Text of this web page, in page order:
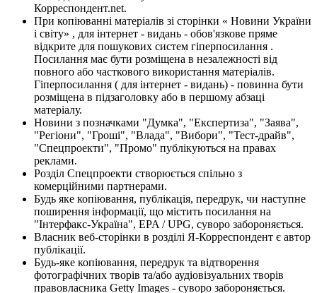
Корреспондент.net.
При копіюванні матеріалів зі сторінки « Новини України
і світу» , для інтернет - видань - обов'язкове пряме
відкрите для пошукових систем гіперпосилання .
Посилання має бути розміщена в незалежності від
повного або часткового використання матеріалів.
Гіперпосилання ( для інтернет - видань) - повинна бути
розміщена в підзаголовку або в першому абзаці
матеріалу.
Новини з позначками "Думка", "Експертиза", "Заява",
"Регіони", "Гроші", "Влада", "Вибори", "Тест-драйв",
"Спецпроекти", "Промо" публікуються на правах
реклами.
Розділ Спецпроекти створюється спільно з
комерційними партнерами.
Будь яке копіювання, публікація, передрук, чи наступне
поширення інформації, що містить посилання на
"Інтерфакс-Україна", EPA / UPG, суворо забороняється.
Власник веб-сторінки в розділі Я-Корреспондент є автор
публікації.
Будь-яке копіювання, передрук та відтворення
фотографічних творів та/або аудіовізуальних творів
правовласника Getty Images - суворо забороняється.